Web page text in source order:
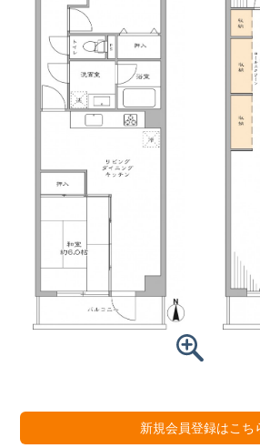
新規会員登録はこち